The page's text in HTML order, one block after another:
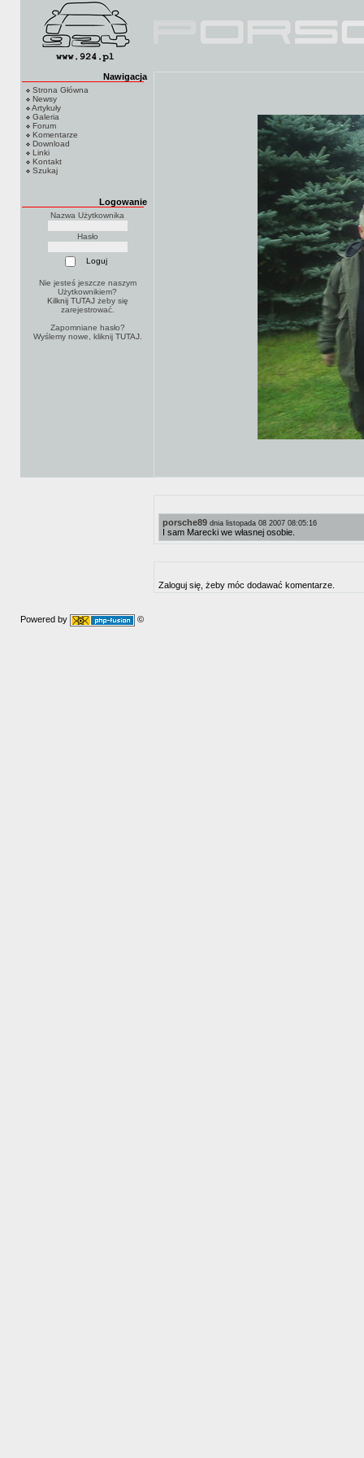
Nawigacja
Strona Główna
Newsy
Artykuły
Galeria
Forum
Komentarze
Download
Linki
Kontakt
Szukaj
Logowanie
Nazwa Użytkownika
Hasło
Nie jesteś jeszcze naszym
Użytkownikiem?
Kilknij TUTAJżeby się
zarejestrować.
Zapomniane hasło?
Wyślemy nowe, kliknij TUTAJ.
porsche89 dnia listopada 08 2007 08:05:16
I sam Marecki we własnej osobie.
Zaloguj się, żeby móc dodawać komentarze.
Powered by ©